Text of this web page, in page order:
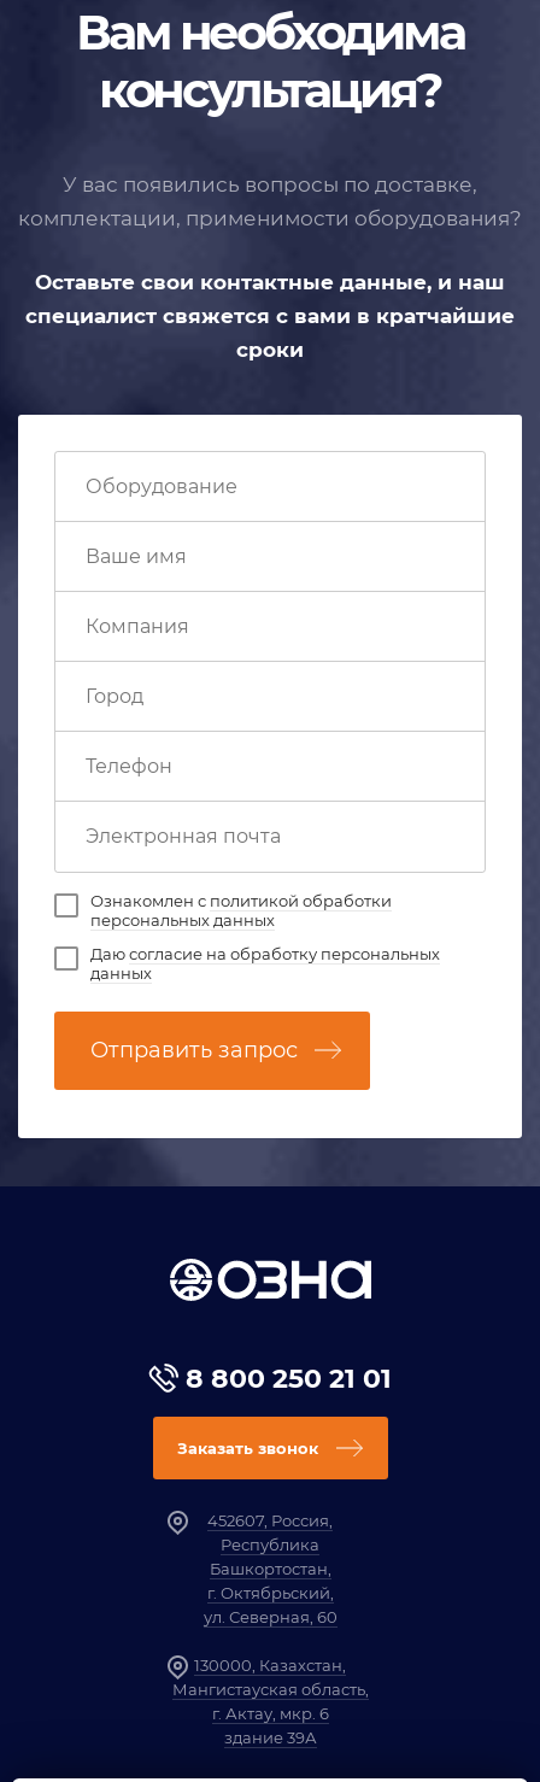
Вам необходима
консультация?
У вас появились вопросы по доставке,
комплектации, применимости оборудования?
Оставьте свои контактные данные, и наш
специалист свяжется с вами в кратчайшие
сроки
Ознакомлен с политикой обработки
персональных данных
Даюсогласие на обработку персональных
данных
Отправить запрос
8 800 250 21 01
Заказать звонок
452607, Россия,
Республика
Башкортостан,
г. Октябрьский,
ул. Северная, 60
130000, Казахстан,
Мангистауская область,
г. Актау, мкр. 6
здание 39А